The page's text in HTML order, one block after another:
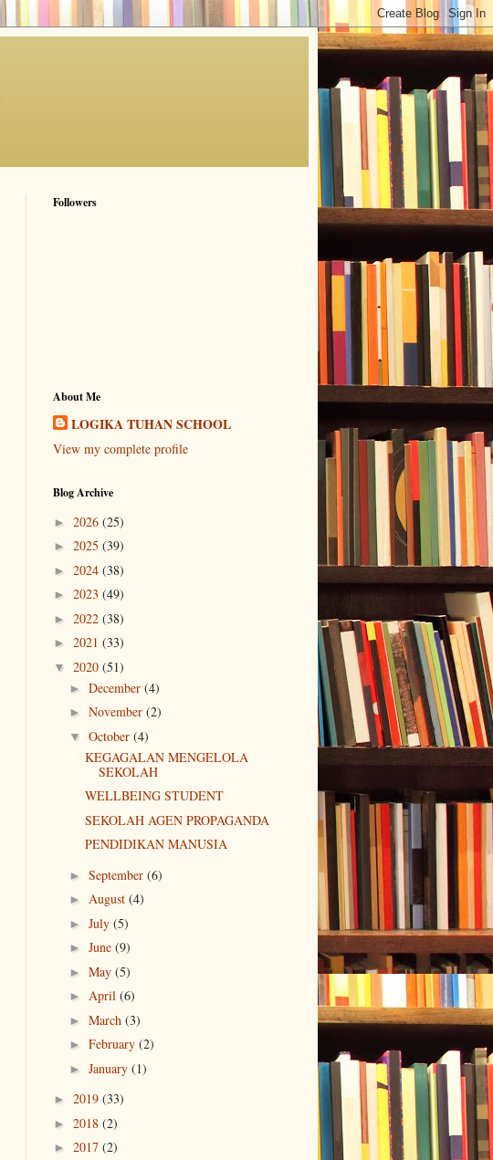
Followers
About Me
LOGIKA TUHAN SCHOOL
View my complete profile
Blog Archive
► 2026 (25)
► 2025 (39)
► 2024 (38)
► 2023 (49)
► 2022 (38)
► 2021 (33)
▼ 2020 (51)
► December (4)
► November (2)
▼ October (4)
KEGAGALAN MENGELOLA
SEKOLAH
WELLBEING STUDENT
SEKOLAH AGEN PROPAGANDA
PENDIDIKAN MANUSIA
► September (6)
► August (4)
► July (5)
► June (9)
► May (5)
► April (6)
► March (3)
► February (2)
► January (1)
► 2019 (33)
► 2018 (2)
► 2017 (2)